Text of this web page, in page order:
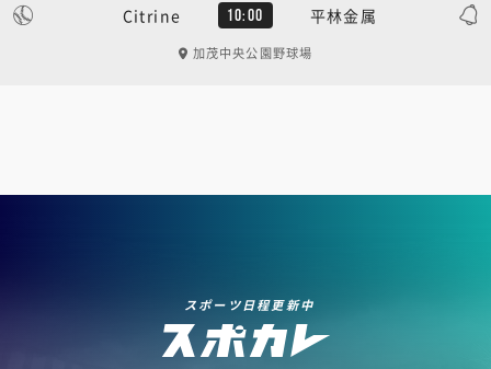
Citrine 10:00 平林金属
加茂中央公園野球場
スポーツ日程更新中